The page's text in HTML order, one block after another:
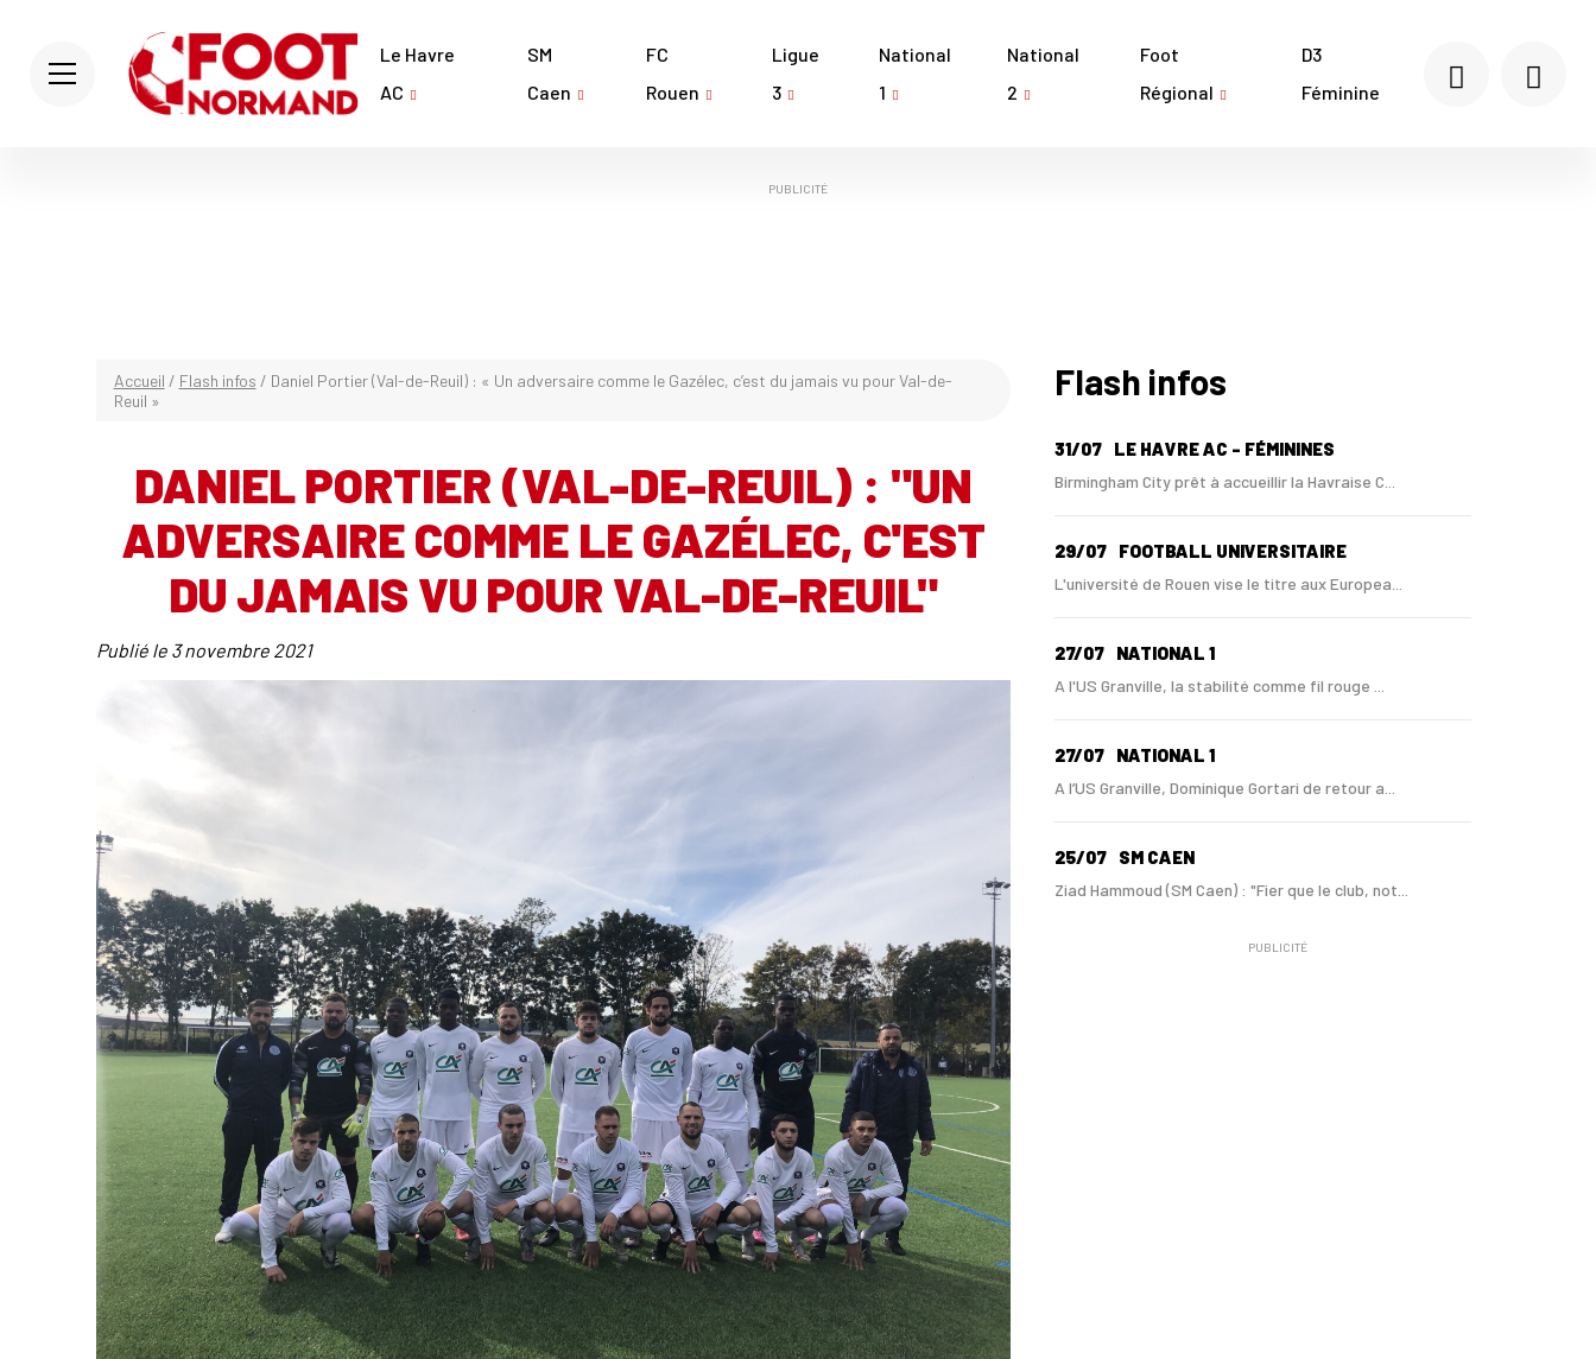
Le Havre
AC
SM
Caen
FC
Rouen
Ligue
3
National
1
National
2
Foot
Régional
D3
Féminine
PUBLICITÉ
Accueil / Flash infos / Daniel Portier (Val-de-Reuil) : « Un adversaire comme le Gazélec, c’est du jamais vu pour Val-de-
Reuil »
DANIEL PORTIER (VAL-DE-REUIL) : "UN
ADVERSAIRE COMME LE GAZÉLEC, C'EST
DU JAMAIS VU POUR VAL-DE-REUIL"
Publié le 3 novembre 2021
Flash infos
31/07 LE HAVRE AC - FÉMININES
Birmingham City prêt à accueillir la Havraise C...
29/07 FOOTBALL UNIVERSITAIRE
L'université de Rouen vise le titre aux Europea...
27/07 NATIONAL 1
A l'US Granville, la stabilité comme fil rouge ...
27/07 NATIONAL 1
A l’US Granville, Dominique Gortari de retour a...
25/07 SM CAEN
Ziad Hammoud (SM Caen) : "Fier que le club, not...
SM CAEN - MERCATO
PUBLICITÉ